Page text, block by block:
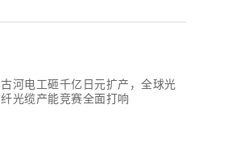
古河电工砸千亿日元扩产，全球光
纤光缆产能竞赛全面打响